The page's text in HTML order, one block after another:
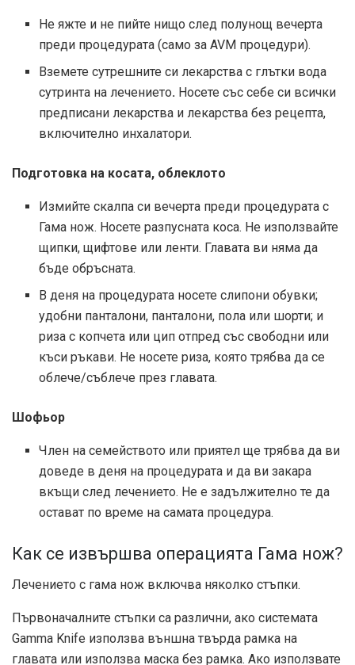
Не яжте и не пийте нищо след полунощ вечерта
преди процедурата (само за AVM процедури).
Вземете сутрешните си лекарства с глътки вода
сутринта на лечението. Носете със себе си всички
предписани лекарства и лекарства без рецепта,
включително инхалатори.
Подготовка на косата, облеклото
Измийте скалпа си вечерта преди процедурата с
Гама нож. Носете разпусната коса. Не използвайте
щипки, щифтове или ленти. Главата ви няма да
бъде обръсната.
В деня на процедурата носете слипони обувки;
удобни панталони, панталони, пола или шорти; и
риза с копчета или цип отпред със свободни или
къси ръкави. Не носете риза, която трябва да се
облече/съблече през главата.
Шофьор
Член на семейството или приятел ще трябва да ви
доведе в деня на процедурата и да ви закара
вкъщи след лечението. Не е задължително те да
остават по време на самата процедура.
Как се извършва операцията Гама нож?
Лечението с гама нож включва няколко стъпки.
Първоначалните стъпки са различни, ако системата
Gamma Knife използва външна твърда рамка на
главата или използва маска без рамка. Ако използвате